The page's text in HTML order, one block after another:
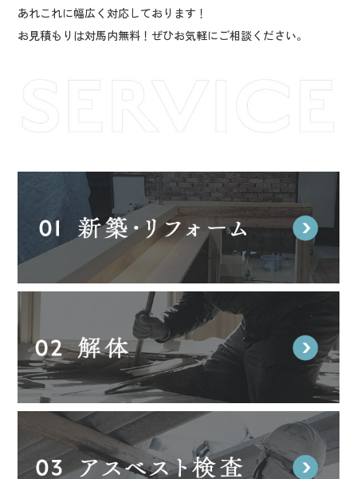
あれこれに幅広く対応しております！
お見積もりは対馬内無料！ぜひお気軽にご相談ください。